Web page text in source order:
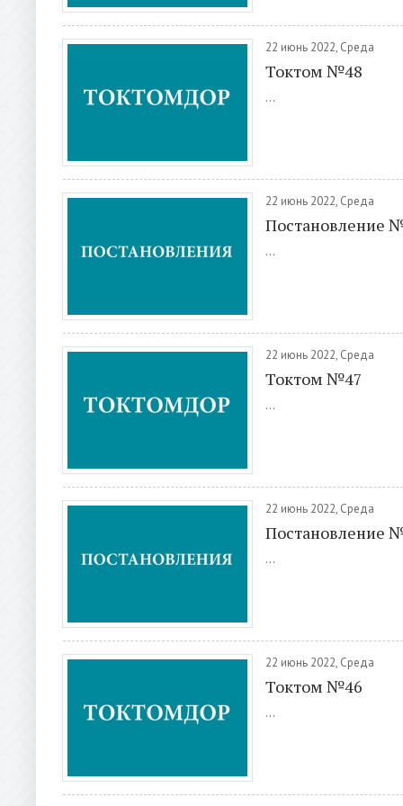
22 июнь 2022, Среда
Токтом №48
...
22 июнь 2022, Среда
Постановление
...
22 июнь 2022, Среда
Токтом №47
...
22 июнь 2022, Среда
Постановление
...
22 июнь 2022, Среда
Токтом №46
...